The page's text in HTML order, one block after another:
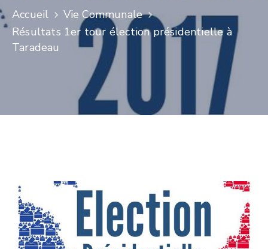
Accueil
Vie Communale
Résultats 1er tour élection présidentielle à
Taradeau